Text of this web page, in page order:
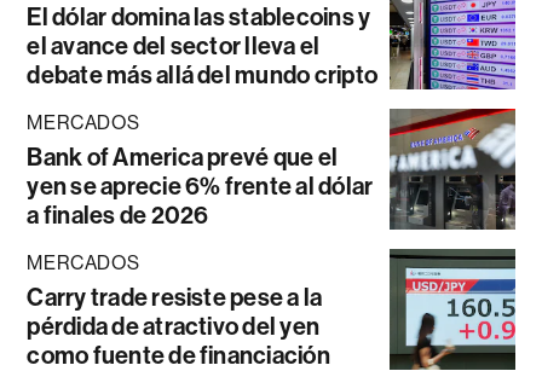
El dólar domina las stablecoins y
el avance del sector lleva el
debate más allá del mundo cripto
MERCADOS
Bank of America prevé que el
yen se aprecie 6% frente al dólar
a finales de 2026
MERCADOS
Carry trade resiste pese a la
pérdida de atractivo del yen
como fuente de financiación